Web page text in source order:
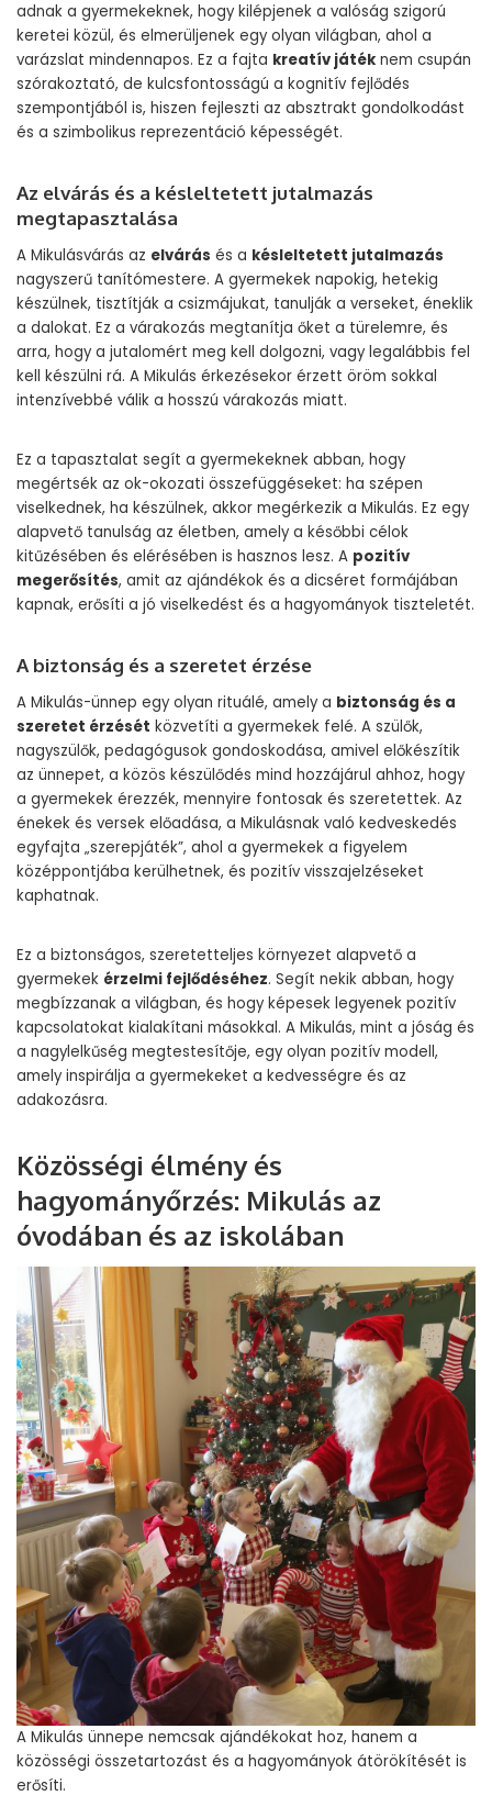
adnak a gyermekeknek, hogy kilépjenek a valóság szigorú
keretei közül, és elmerüljenek egy olyan világban, ahol a
varázslat mindennapos. Ez a fajta kreatív játék nem csupán
szórakoztató, de kulcsfontosságú a kognitív fejlődés
szempontjából is, hiszen fejleszti az absztrakt gondolkodást
és a szimbolikus reprezentáció képességét.
Az elvárás és a késleltetett jutalmazás
megtapasztalása
A Mikulásvárás az elvárás és a késleltetett jutalmazás
nagyszerű tanítómestere. A gyermekek napokig, hetekig
készülnek, tisztítják a csizmájukat, tanulják a verseket, éneklik
a dalokat. Ez a várakozás megtanítja őket a türelemre, és
arra, hogy a jutalomért meg kell dolgozni, vagy legalábbis fel
kell készülni rá. A Mikulás érkezésekor érzett öröm sokkal
intenzívebbé válik a hosszú várakozás miatt.
Ez a tapasztalat segít a gyermekeknek abban, hogy
megértsék az ok-okozati összefüggéseket: ha szépen
viselkednek, ha készülnek, akkor megérkezik a Mikulás. Ez egy
alapvető tanulság az életben, amely a későbbi célok
kitűzésében és elérésében is hasznos lesz. A pozitív
megerősítés, amit az ajándékok és a dicséret formájában
kapnak, erősíti a jó viselkedést és a hagyományok tiszteletét.
A biztonság és a szeretet érzése
A Mikulás-ünnep egy olyan rituálé, amely a biztonság és a
szeretet érzését közvetíti a gyermekek felé. A szülők,
nagyszülők, pedagógusok gondoskodása, amivel előkészítik
az ünnepet, a közös készülődés mind hozzájárul ahhoz, hogy
a gyermekek érezzék, mennyire fontosak és szeretettek. Az
énekek és versek előadása, a Mikulásnak való kedveskedés
egyfajta „szerepjáték”, ahol a gyermekek a figyelem
középpontjába kerülhetnek, és pozitív visszajelzéseket
kaphatnak.
Ez a biztonságos, szeretetteljes környezet alapvető a
gyermekek érzelmi fejlődéséhez. Segít nekik abban, hogy
megbízzanak a világban, és hogy képesek legyenek pozitív
kapcsolatokat kialakítani másokkal. A Mikulás, mint a jóság és
a nagylelkűség megtestesítője, egy olyan pozitív modell,
amely inspirálja a gyermekeket a kedvességre és az
adakozásra.
Közösségi élmény és
hagyományőrzés: Mikulás az
óvodában és az iskolában
A Mikulás ünnepe nemcsak ajándékokat hoz, hanem a
közösségi összetartozást és a hagyományok átörökítését is
erősíti.